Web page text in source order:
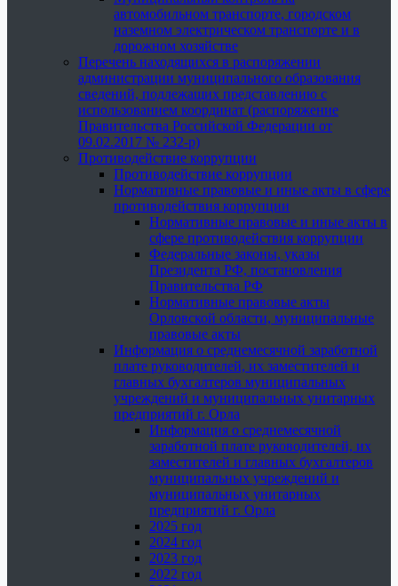
автомобильном транспорте, городском
наземном электрическом транспорте и в
дорожном хозяйстве
Перечень находящихся в распоряжении
администрации муниципального образования
сведений, подлежащих представлению с
использованием координат (распоряжение
Правительства Российской Федерации от
09.02.2017 № 232-р)
Противодействие коррупции
Противодействие коррупции
Нормативные правовые и иные акты в сфере
противодействия коррупции
Нормативные правовые и иные акты в
сфере противодействия коррупции
Федеральные законы, указы
Президента РФ, постановления
Правительства РФ
Нормативные правовые акты
Орловской области, муниципальные
правовые акты
Информация о среднемесячной заработной
плате руководителей, их заместителей и
главных бухгалтеров муниципальных
учреждений и муниципальных унитарных
предприятий г. Орла
Информация о среднемесячной
заработной плате руководителей, их
заместителей и главных бухгалтеров
муниципальных учреждений и
муниципальных унитарных
предприятий г. Орла
2025 год
2024 год
2023 год
2022 год